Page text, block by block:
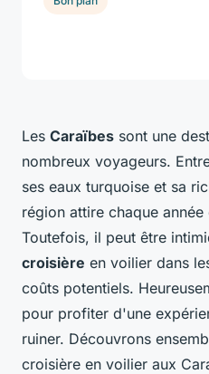
Les Caraïbes sont une
nombreux voyageurs.
ses eaux turquoise et sa
région attire chaque
Toutefois, il peut être
croisière en voilier dans
coûts potentiels.
pour profiter d'une
ruiner. Découvrons
croisière en voilier aux